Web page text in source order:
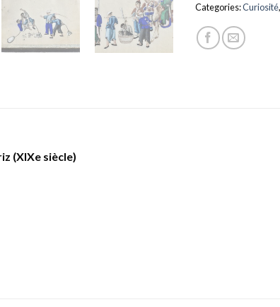
Categories:Curiosité,
(XIXe siècle)